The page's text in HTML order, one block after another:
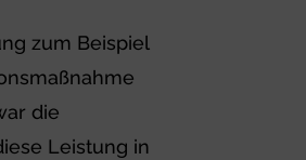
zum Beispiel
die
Leistung in